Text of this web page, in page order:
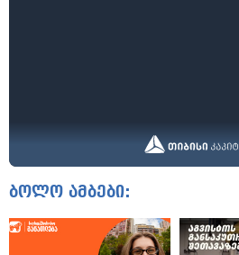
ბოლო ამბები: